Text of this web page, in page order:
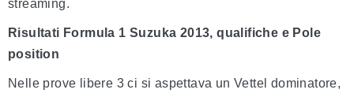
streaming.
Risultati Formula 1 Suzuka 2013, qualifiche e Pole
position
Nelle prove libere 3 ci si aspettava un Vettel dominatore,